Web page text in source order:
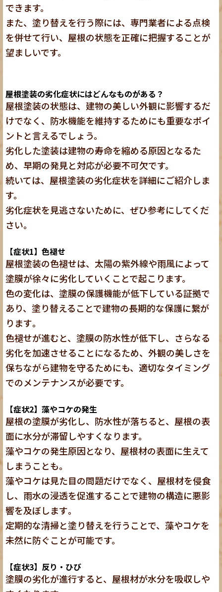
できます。
また、塗り替えを行う際には、専門業者による点検
を併せて行い、屋根の状態を正確に把握することが
望ましいです。
屋根塗装の劣化症状にはどんなものがある？
屋根塗装の状態は、建物の美しい外観に影響するだ
けでなく、防水機能を維持するためにも重要なポイ
ントと言えるでしょう。
劣化した塗装は建物の寿命を縮める原因となるた
め、早期の発見と対応が必要不可欠です。
続いては、屋根塗装の劣化症状を詳細にご紹介しま
す。
劣化症状を見逃さないために、ぜひ参考にしてくだ
さい。
【症状1】色褪せ
屋根塗装の色褪せは、太陽の紫外線や雨風によって
塗膜が徐々に劣化していくことで起こります。
色の変化は、塗膜の保護機能が低下している証拠で
あり、塗り替えることで建物の長期的な保護に繋が
ります。
色褪せが進むと、塗膜の防水性が低下し、さらなる
劣化を加速させることになるため、外観の美しさを
保ちながら建物を守るためにも、適切なタイミング
でのメンテナンスが必要です。
【症状2】藻やコケの発生
屋根の塗膜が劣化し、防水性が落ちると、屋根の表
面に水分が滞留しやすくなります。
藻やコケの発生原因となり、屋根材の表面に生えて
しまうことも。
藻やコケは見た目の問題だけでなく、屋根材を侵食
し、雨水の浸透を促進することで建物の構造に悪影
響を及ぼします。
定期的な清掃と塗り替えを行うことで、藻やコケを
未然に防ぐことが可能です。
【症状3】反り・ひび
塗膜の劣化が進行すると、屋根材が水分を吸収しや